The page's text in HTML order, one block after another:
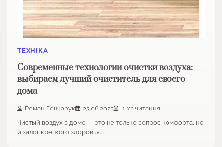
ТЕХНІКА
Современные технологии очистки воздуха:
выбираем лучший очиститель для своего
дома
Роман Гончарук 23.06.2025
1 хв.читання
Чистый воздух в доме — это не только вопрос комфорта, но
и залог крепкого здоровья.…